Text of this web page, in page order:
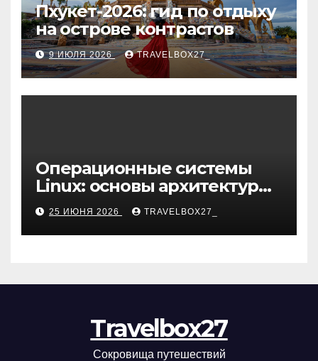
Пхукет-2026: гид по отдыху
на острове контрастов
9 ИЮЛЯ 2026 TRAVELBOX27_
Операционные системы
Linux: основы архитектуры,
компоненты и области
применения
25 ИЮНЯ 2026 TRAVELBOX27_
Travelbox27
Сокровища путешествий